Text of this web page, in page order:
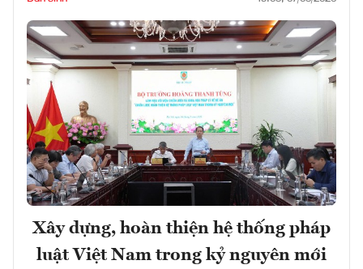
Xây dựng, hoàn thiện hệ thống pháp
luật Việt Nam trong kỷ nguyên mới